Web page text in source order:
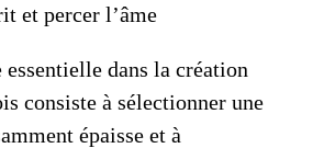
et percer l’âme
dans la création
consiste à sélectionner une
épaisse et à